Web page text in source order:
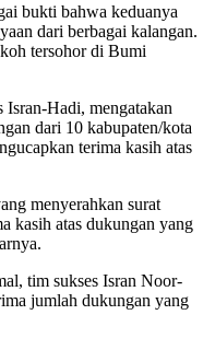
bukti bahwa keduanya
dari berbagai kalangan.
tersohor di Bumi
Hadi, mengatakan
dari 10 kabupaten/kota
terima kasih atas
menyerahkan surat
kasih atas dukungan yang
tim sukses Isran Noor-
jumlah dukungan yang